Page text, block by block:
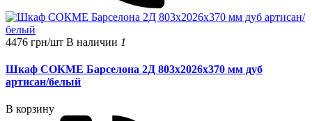
4476 грн/шт В наличии 1
Шкаф СОКМЕ Барселона 2Д 803х2026х370 мм дуб
артисан/белый
В корзину